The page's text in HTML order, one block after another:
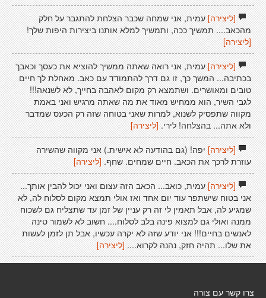
[ליצירה]עמית, אני שמחה שכבר הצלחת להתגבר על חלק
מהכאב.... תמשיך ככה, ותמשיך למלא אותנו ביצירות היפות שלך!
[ליצירה]
[ליצירה]עמית, אני רואה שאתה ממשיך להוציא את כעסך וכאבך
בכתיבה... המשך כך, זו גם דרך להתמודד עם כאב. מאחלת לך חיים
טובים ומאושרים. ושתמצא רק מקום לאהבה בחייך, לא לשנאה!!!
לגבי השיר, הוא ממחיש מאוד את מה שאתה מרגיש ואני באמת
מקווה שתפסיק לשנוא, למרות שאני בטוחה שזה רק הכעס שמדבר
ולא אתה... בהצלחה! לירי.[ליצירה]
[ליצירה]יפה! (גם בהודעה לא אישית.) אני מקווה שהשירה
עוזרת לרכך את הכאב. חיים שמחים. שחף. [ליצירה]
[ליצירה]עמית, כואב... הכאב הזה עצום ואני יכול להבין אותך...
אני בטוח שישתפר עוד יום אחד ואז אולי תמצא מקום לסלוח לה, לא
שמגיע לה, אבל תאמין לי זה רק עניין של זמן עד שתצליח גם לשכוח
ממנה ואולי גם למצוא פינה בלב לסלוח.... חשוב לא לשמור טינה
לאנשים בחיים!!! אני יודע שזה לא יקרה עכשיו, אבל תן לזמן לעשות
את שלו... תהיה חזק, נהנה לקרוא.... [ליצירה]
צרו קשר עם צורה